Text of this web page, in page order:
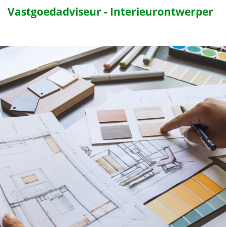
Vastgoedadviseur - Interieurontwerper